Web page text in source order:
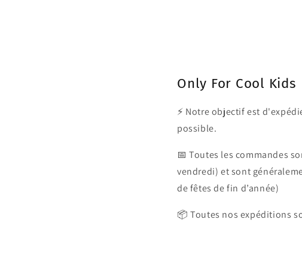
Only For Cool Kids
⚡ Notre objectif est
possible.
📅 Toutes les commandes
vendredi) et sont
de fêtes de fin d’année)
📦 Toutes nos expéditions